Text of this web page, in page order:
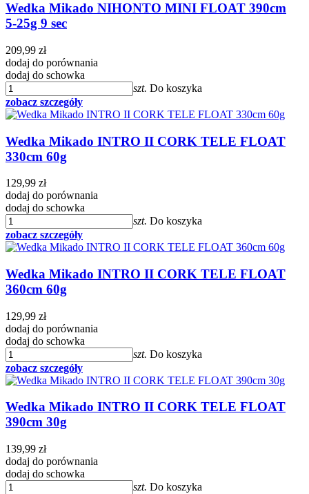
Wedka Mikado NIHONTO MINI FLOAT 390cm
5-25g 9 sec
209,99 zł
dodaj do porównania
dodaj do schowka
szt. Do koszyka
zobacz szczegóły
Wedka Mikado INTRO II CORK TELE FLOAT
330cm 60g
129,99 zł
dodaj do porównania
dodaj do schowka
szt. Do koszyka
zobacz szczegóły
Wedka Mikado INTRO II CORK TELE FLOAT
360cm 60g
129,99 zł
dodaj do porównania
dodaj do schowka
szt. Do koszyka
zobacz szczegóły
Wedka Mikado INTRO II CORK TELE FLOAT
390cm 30g
139,99 zł
dodaj do porównania
dodaj do schowka
szt. Do koszyka